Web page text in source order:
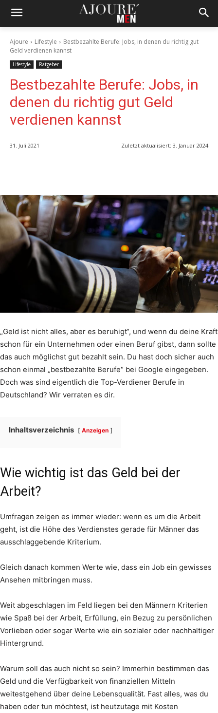
Ajoure Lifestyle
Bestbezahlte Berufe: Jobs, in denen du richtig gut
Geld verdienen kannst
Lifestyle Ratgeber
Bestbezahlte Berufe: Jobs, in
denen du richtig gut Geld
verdienen kannst
31. Juli 2021 Zuletzt aktualisiert: 3. Januar 2024
„Geld ist nicht alles, aber es beruhigt“, und wenn du deine Kraft
schon für ein Unternehmen oder einen Beruf gibst, dann sollte
das auch möglichst gut bezahlt sein. Du hast doch sicher auch
schon einmal „bestbezahlte Berufe“ bei Google eingegeben.
Doch was sind eigentlich die Top-Verdiener Berufe in
Deutschland? Wir verraten es dir.
Inhaltsverzeichnis Anzeigen
Wie wichtig ist das Geld bei der
Arbeit?
Umfragen zeigen es immer wieder: wenn es um die Arbeit
geht, ist die Höhe des Verdienstes gerade für Männer das
ausschlaggebende Kriterium.
Gleich danach kommen Werte wie, dass ein Job ein gewisses
Ansehen mitbringen muss.
Weit abgeschlagen im Feld liegen bei den Männern Kriterien
wie Spaß bei der Arbeit, Erfüllung, ein Bezug zu persönlichen
Vorlieben oder sogar Werte wie ein sozialer oder nachhaltiger
Hintergrund.
Warum soll das auch nicht so sein? Immerhin bestimmen das
Geld und die Verfügbarkeit von finanziellen Mitteln
weitestgehend über deine Lebensqualität. Fast alles, was du
haben oder tun möchtest, ist heutzutage mit Kosten